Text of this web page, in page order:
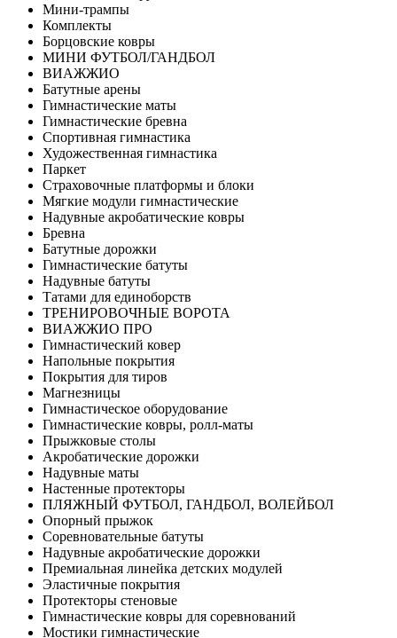
Мини-трампы
Комплекты
Борцовские ковры
МИНИ ФУТБОЛ/ГАНДБОЛ
ВИАЖЖИО
Батутные арены
Гимнастические маты
Гимнастические бревна
Спортивная гимнастика
Художественная гимнастика
Паркет
Страховочные платформы и блоки
Мягкие модули гимнастические
Надувные акробатические ковры
Бревна
Батутные дорожки
Гимнастические батуты
Надувные батуты
Татами для единоборств
ТРЕНИРОВОЧНЫЕ ВОРОТА
ВИАЖЖИО ПРО
Гимнастический ковер
Напольные покрытия
Покрытия для тиров
Магнезницы
Гимнастическое оборудование
Гимнастические ковры, ролл-маты
Прыжковые столы
Акробатические дорожки
Надувные маты
Настенные протекторы
ПЛЯЖНЫЙ ФУТБОЛ, ГАНДБОЛ, ВОЛЕЙБОЛ
Опорный прыжок
Соревновательные батуты
Надувные акробатические дорожки
Премиальная линейка детских модулей
Эластичные покрытия
Протекторы стеновые
Гимнастические ковры для соревнований
Мостики гимнастические